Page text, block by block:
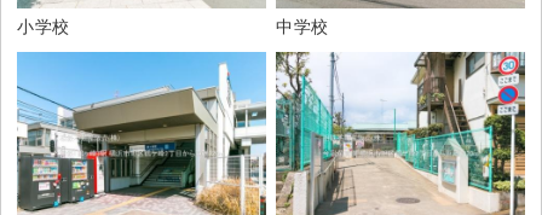
小学校 中学校